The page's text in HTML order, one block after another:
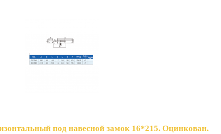
под навесной замок 16*215. Оцинкован.